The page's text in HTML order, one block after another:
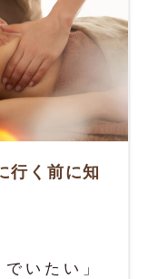
行く前に知
いたい」